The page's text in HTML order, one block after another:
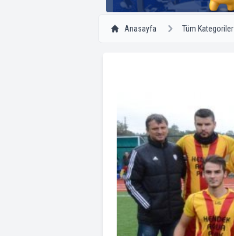
Anasayfa Tüm Kategoriler